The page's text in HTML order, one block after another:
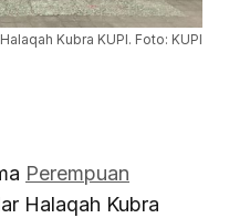
Halaqah Kubra KUPI. Foto: KUPI
Perempuan
Halaqah Kubra